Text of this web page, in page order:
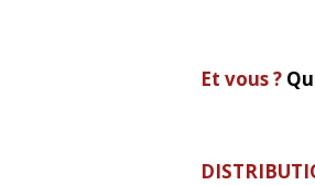
Et vous ?